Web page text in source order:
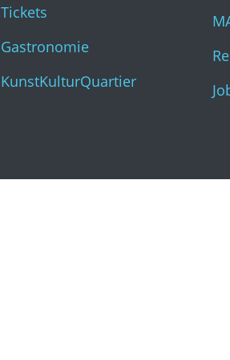
Tickets
Gastronomie
KunstKulturQuartier